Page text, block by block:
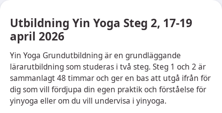
Utbildning Yin Yoga Steg 2, 17-19
april 2026
Yin Yoga Grundutbildning är en grundläggande
lärarutbildning som studeras i två steg. Steg 1 och 2 är
sammanlagt 48 timmar och ger en bas att utgå ifrån för
dig som vill fördjupa din egen praktik och förståelse för
yinyoga eller om du vill undervisa i yinyoga.